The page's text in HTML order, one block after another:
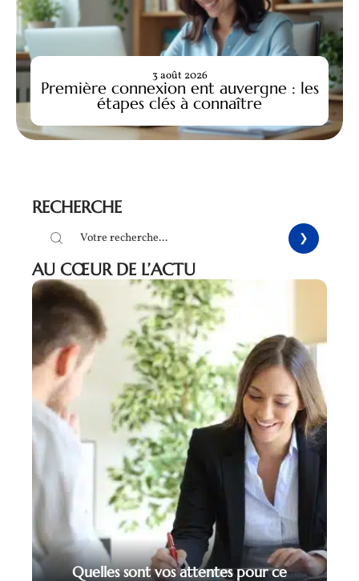
Première connexion ent auvergne : les
étapes clés à connaître
3 août 2026
RECHERCHE
AU CŒUR DE L’ACTU
Quelles sont vos attentes pour ce